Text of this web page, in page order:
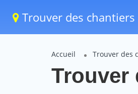
Trouver des chantiers
Accueil Trouver des
Trouver